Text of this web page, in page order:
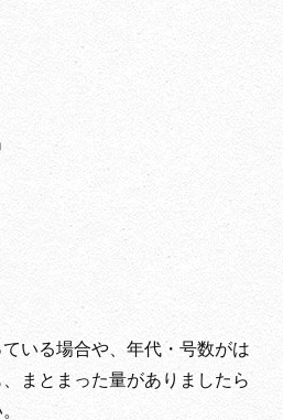
いる場合や、年代・号数がは
まとまった量がありましたら